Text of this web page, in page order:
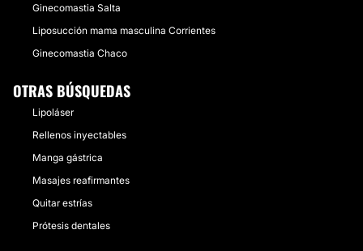
Ginecomastia Salta
Liposucción mama masculina Corrientes
Ginecomastia Chaco
OTRAS BÚSQUEDAS
Lipoláser
Rellenos inyectables
Manga gástrica
Masajes reafirmantes
Quitar estrías
Prótesis dentales